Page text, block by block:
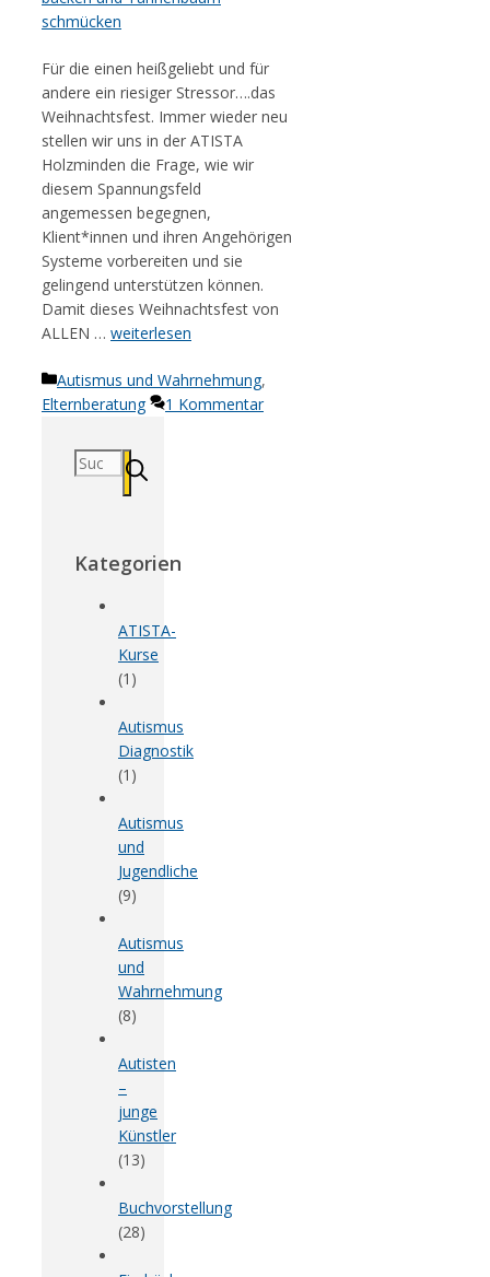
Für die einen heißgeliebt und für
andere ein riesiger Stressor….das
Weihnachtsfest. Immer wieder neu
stellen wir uns in der ATISTA
Holzminden die Frage, wie wir
diesem Spannungsfeld
angemessen begegnen,
Klient*innen und ihren Angehörigen
Systeme vorbereiten und sie
gelingend unterstützen können.
Damit dieses Weihnachtsfest von
ALLEN … weiterlesen
Kategorien
Autismus und Wahrnehmung,
Elternberatung
1 Kommentar
Suchen
nach:
Kategorien
ATISTA-
Kurse
(1)
Autismus
Diagnostik
(1)
Autismus
und
Jugendliche
(9)
Autismus
und
Wahrnehmung
(8)
Autisten
–
junge
Künstler
(13)
Buchvorstellung
(28)